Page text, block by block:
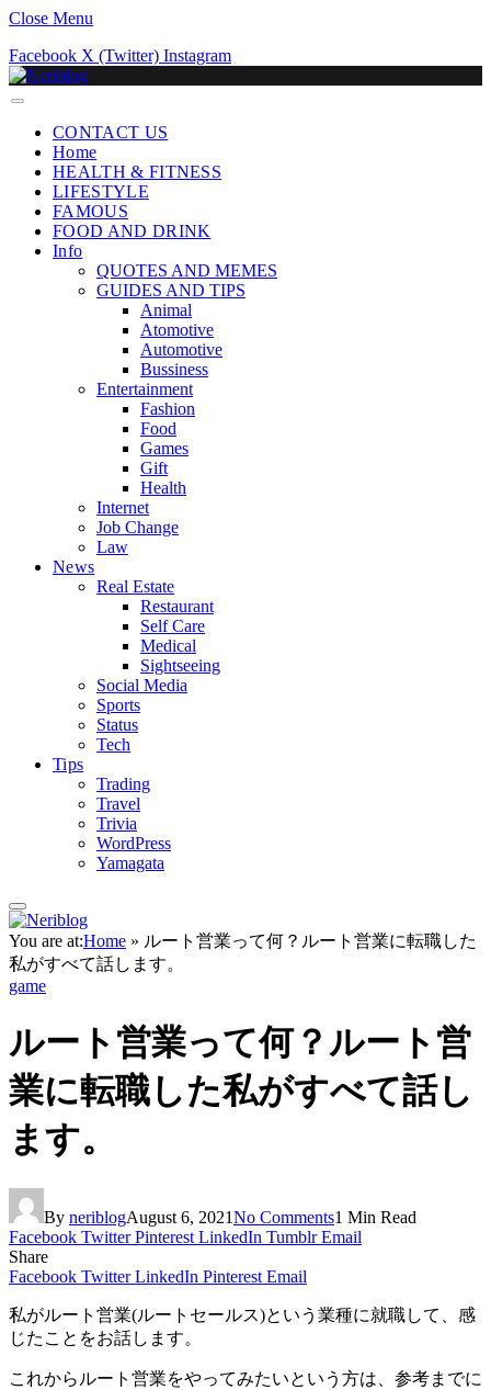
Close Menu
Facebook X (Twitter) Instagram
CONTACT US
Home
HEALTH & FITNESS
LIFESTYLE
FAMOUS
FOOD AND DRINK
Info
QUOTES AND MEMES
GUIDES AND TIPS
Animal
Atomotive
Automotive
Bussiness
Entertainment
Fashion
Food
Games
Gift
Health
Internet
Job Change
Law
News
Real Estate
Restaurant
Self Care
Medical
Sightseeing
Social Media
Sports
Status
Tech
Tips
Trading
Travel
Trivia
WordPress
Yamagata
You are at:Home » ルート営業って何？ルート営業に転職した
私がすべて話します。
game
ルート営業って何？ルート営
業に転職した私がすべて話し
ます。
By neriblogAugust 6, 2021No Comments1 Min Read
Facebook Twitter Pinterest LinkedIn Tumblr Email
Share
Facebook Twitter LinkedIn Pinterest Email
私がルート営業(ルートセールス)という業種に就職して、感
じたことをお話します。
これからルート営業をやってみたいという方は、参考までに